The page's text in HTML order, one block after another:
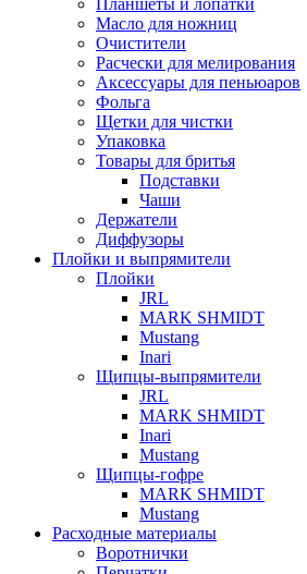
Планшеты и лопатки
Масло для ножниц
Очистители
Расчески для мелирования
Аксессуары для пеньюаров
Фольга
Щетки для чистки
Упаковка
Товары для бритья
Подставки
Чаши
Держатели
Диффузоры
Плойки и выпрямители
Плойки
JRL
MARK SHMIDT
Mustang
Inari
Щипцы-выпрямители
JRL
MARK SHMIDT
Inari
Mustang
Щипцы-гофре
MARK SHMIDT
Mustang
Расходные материалы
Воротнички